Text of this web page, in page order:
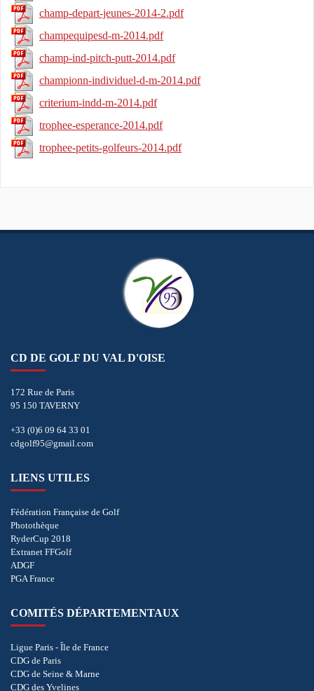
champ-depart-jeunes-2014-2.pdf
champequipesd-m-2014.pdf
champ-ind-pitch-putt-2014.pdf
championn-individuel-d-m-2014.pdf
criterium-indd-m-2014.pdf
trophee-esperance-2014.pdf
trophee-petits-golfeurs-2014.pdf
CD DE GOLF DU VAL D'OISE
172 Rue de Paris
95 150 TAVERNY
+33 (0)6 09 64 33 01
cdgolf95@gmail.com
LIENS UTILES
Fédération Française de Golf
Photothèque
RyderCup 2018
Extranet FFGolf
ADGF
PGA France
COMITÉS DÉPARTEMENTAUX
Ligue Paris - Île de France
CDG de Paris
CDG de Seine & Marne
CDG des Yvelines